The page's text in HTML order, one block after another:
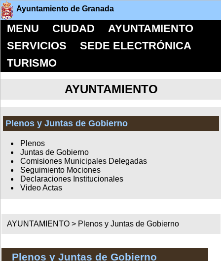
Ayuntamiento de Granada
MENU CIUDAD
AYUNTAMIENTO
SERVICIOS
SEDE ELECTRÓNICA
TURISMO
AYUNTAMIENTO
Plenos y Juntas de Gobierno
Plenos
Juntas de Gobierno
Comisiones Municipales Delegadas
Seguimiento Mociones
Declaraciones Institucionales
Video Actas
AYUNTAMIENTO > Plenos y Juntas de Gobierno
Plenos y Juntas de Gobierno